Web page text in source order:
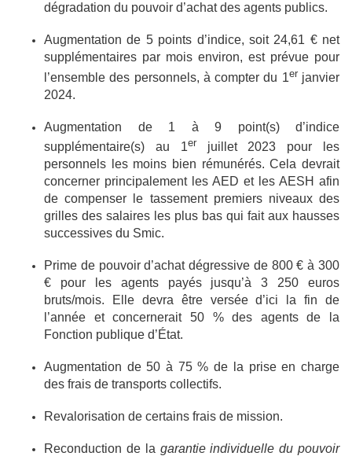
dégradation du pouvoir d’achat des agents publics.
Augmentation de 5 points d’indice, soit 24,61 € net
supplémentaires par mois environ, est prévue pour
l’ensemble des personnels, à compter du 1er janvier
2024.
Augmentation de 1 à 9 point(s) d’indice
supplémentaire(s) au 1er juillet 2023 pour les
personnels les moins bien rémunérés. Cela devrait
concerner principalement les AED et les AESH afin
de compenser le tassement premiers niveaux des
grilles des salaires les plus bas qui fait aux hausses
successives du Smic.
Prime de pouvoir d’achat dégressive de 800 € à 300
€ pour les agents payés jusqu’à 3 250 euros
bruts/mois. Elle devra être versée d’ici la fin de
l’année et concernerait 50 % des agents de la
Fonction publique d’État.
Augmentation de 50 à 75 % de la prise en charge
des frais de transports collectifs.
Revalorisation de certains frais de mission.
Reconduction de la garantie individuelle du pouvoir